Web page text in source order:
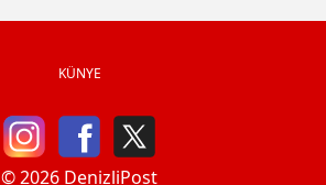
KÜNYE
© 2026 DenizliPost